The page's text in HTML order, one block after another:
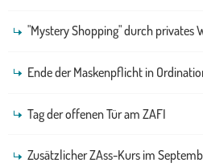
"Mystery Shopping" durch privates
Ende der Maskenpflicht in
Tag der offenen Tür am ZAFI
Zusätzlicher ZAss-Kurs im